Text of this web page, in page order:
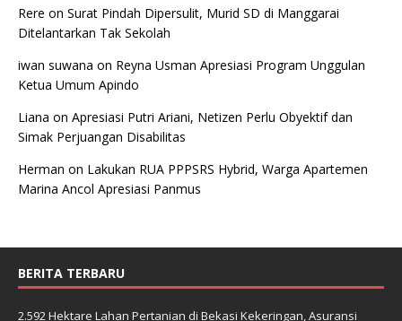
Rere on Surat Pindah Dipersulit, Murid SD di Manggarai
Ditelantarkan Tak Sekolah
iwan suwana on Reyna Usman Apresiasi Program Unggulan
Ketua Umum Apindo
Liana on Apresiasi Putri Ariani, Netizen Perlu Obyektif dan
Simak Perjuangan Disabilitas
Herman on Lakukan RUA PPPSRS Hybrid, Warga Apartemen
Marina Ancol Apresiasi Panmus
BERITA TERBARU
2.592 Hektare Lahan Pertanian di Bekasi Kekeringan, Asuransi